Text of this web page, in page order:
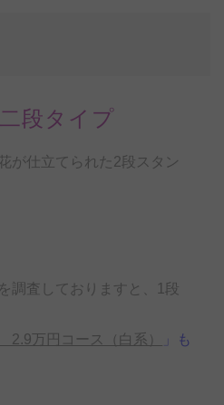
段タイプ
が仕立てられた2段スタン
調査しておりますと、1段
万円コース（白系）
」も